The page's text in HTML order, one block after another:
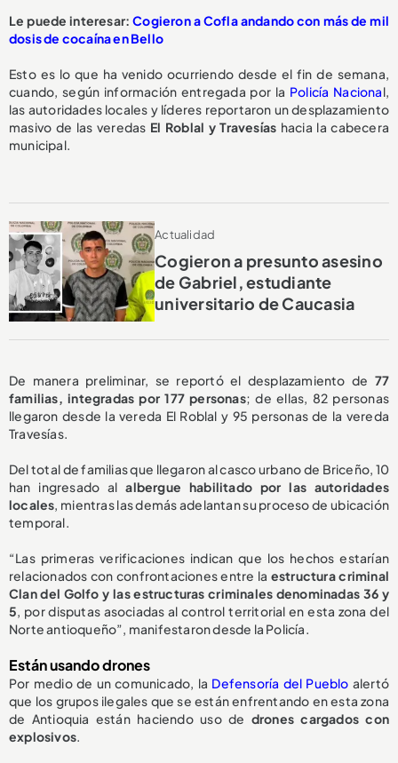
Le puede interesar:Cogieron a Cofla andando con más de mil
dosis de cocaína en Bello
Esto es lo que ha venido ocurriendo desde el fin de semana,
cuando, según información entregada por la Policía Nacional,
las autoridades locales y líderes reportaron un desplazamiento
masivo de las veredas El Roblal y Travesías hacia la cabecera
municipal.
Actualidad
Cogieron a presunto asesino
de Gabriel, estudiante
universitario de Caucasia
De manera preliminar, se reportó el desplazamiento de 77
familias, integradas por 177 personas; de ellas, 82 personas
llegaron desde la vereda El Roblal y 95 personas de la vereda
Travesías.
Del total de familias que llegaron al casco urbano de Briceño, 10
han ingresado alalbergue habilitado por las autoridades
locales, mientras las demás adelantan su proceso de ubicación
temporal.
“Las primeras verificaciones indican que los hechos estarían
relacionados con confrontaciones entre la estructura criminal
Clan del Golfo y las estructuras criminales denominadas 36 y
5, por disputas asociadas al control territorial en esta zona del
Norte antioqueño”, manifestaron desde la Policía.
Están usando drones
Por medio de un comunicado, la Defensoría del Pueblo alertó
que los grupos ilegales que se están enfrentando en esta zona
de Antioquia están haciendo uso de drones cargados con
explosivos.